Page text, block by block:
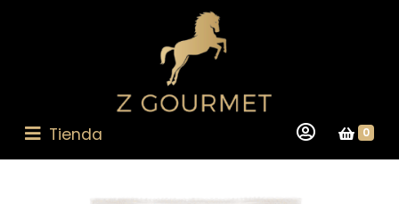
Tienda 0